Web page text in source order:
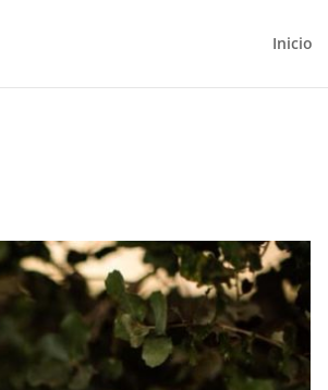
Inicio